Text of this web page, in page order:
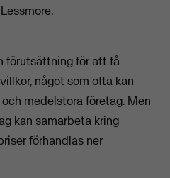
förutsättning för att få
något som ofta kan
medelstora företag. Men
kan samarbeta kring
förhandlas ner